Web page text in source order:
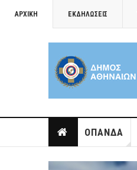
ΑΡΧΙΚΉ ΕΚΔΗΛΏΣΕΙΣ
ΟΠΑΝΔΑ